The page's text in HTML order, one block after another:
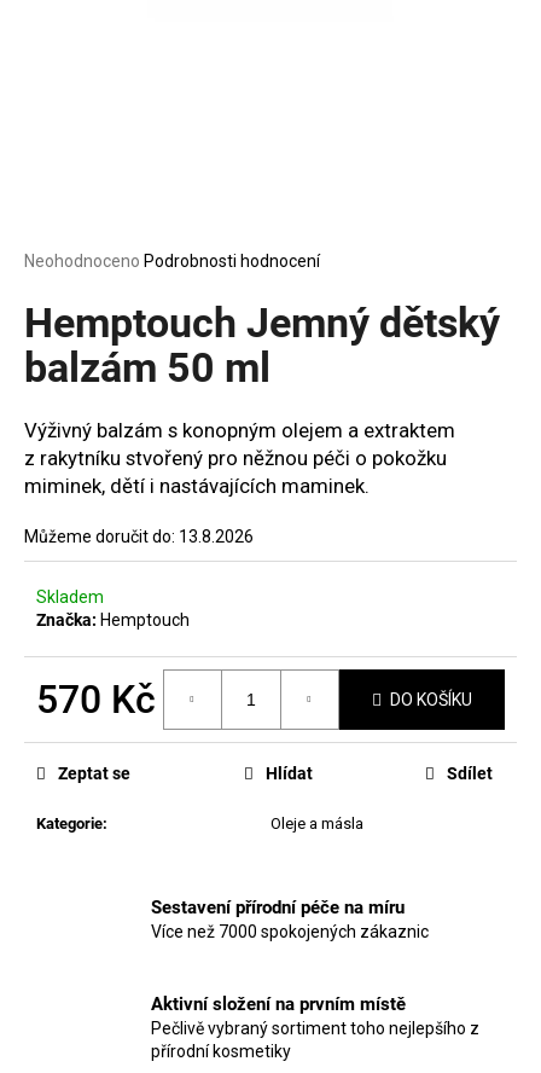
Průměrné
produktu
je
0,0
z
hvězdiček.
Neohodnoceno Podrobnosti hodnocení
Hemptouch Jemný dětský
balzám 50 ml
Výživný balzám s konopným olejem a extraktem
z rakytníku stvořený pro něžnou péči o pokožku
miminek, dětí i nastávajících maminek.
Můžeme doručit do: 13.8.2026
Skladem
Značka: Hemptouch
570 Kč DO KOŠÍKU
Kategorie: Oleje a másla
Zeptat se Hlídat Sdílet
Sestavení přírodní péče na míru
Více než 7000 spokojených zákaznic
Aktivní složení na prvním místě
Pečlivě vybraný sortiment toho nejlepšího z
přírodní kosmetiky
D
p
o
r
č
u
e
m
MANUCURIST
GEL
COAT